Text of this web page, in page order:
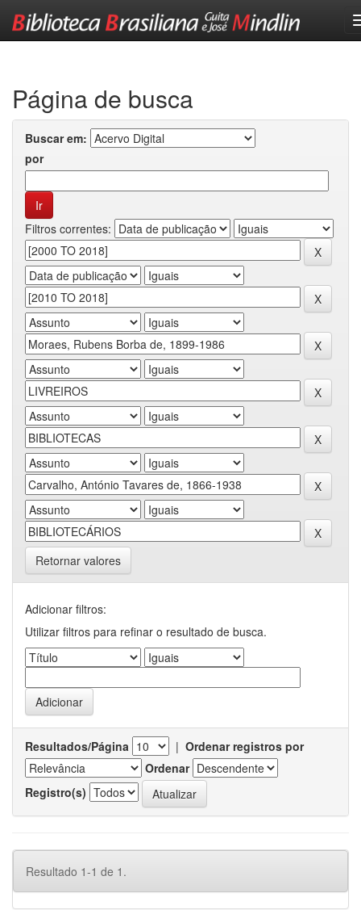
Página de busca
Buscar em:
por
Filtros correntes:
Retornar valores
Adicionar filtros:
Utilizar filtros para refinar o resultado de busca.
Resultados/Página | Ordenar registros por
Ordenar
Registro(s)
Resultado 1-1 de 1.